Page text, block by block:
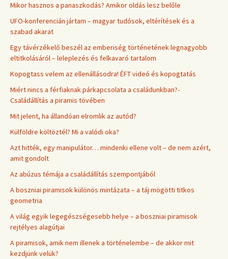
Mikor hasznos a panaszkodás? Amikor oldás lesz belőle
UFO-konferencián jártam – magyar tudósok, eltérítések és a
szabad akarat
Egy távérzékelő beszél az emberiség történetének legnagyobb
eltitkolásáról – leleplezés és felkavaró tartalom
Kopogtass velem az ellenállásodra! ÉFT videó és kopogtatás
Miért nincs a férfiaknak párkapcsolata a családunkban?-
Családállítás a piramis tövében
Mit jelent, ha állandóan elromlik az autód?
Külföldre költöztél? Mi a valódi oka?
Azt hitték, egy manipulátor… mindenki ellene volt – de nem azért,
amit gondolt
Az abúzus témája a családállítás szempontjából
A boszniai piramisok különös mintázata – a táj mögötti titkos
geometria
A világ egyik legegészségesebb helye – a boszniai piramisok
rejtélyes alagútjai
A piramisok, amik nem illenek a történelembe – de akkor mit
kezdjünk velük?